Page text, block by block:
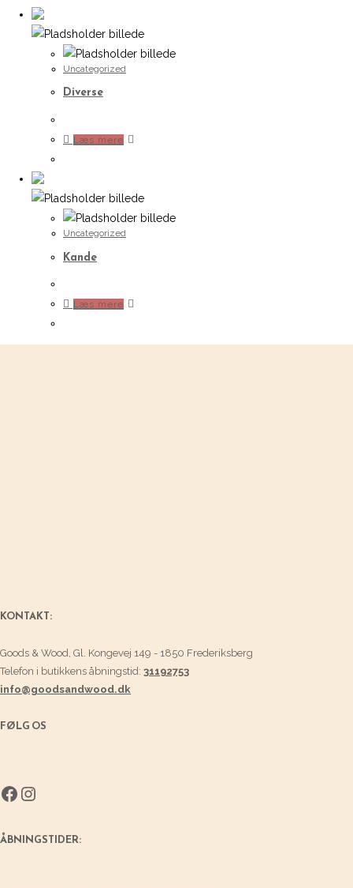
Uncategorized
Diverse
Læs mere
Uncategorized
Kande
Læs mere
KONTAKT:
Goods & Wood, Gl. Kongevej 149 - 1850 Frederiksberg
Telefon i butikkens åbningstid: 31192753
info@goodsandwood.dk
FØLG OS
Facebook
Instagram
ÅBNINGSTIDER: